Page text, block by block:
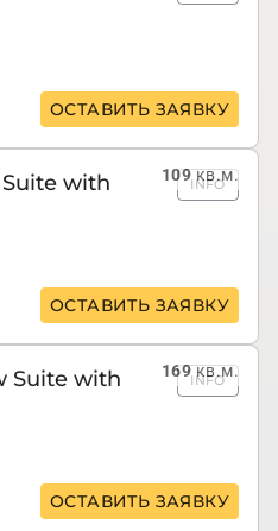
ОСТАВИТЬ ЗАЯВКУ
109кв.м.
with
INFO
ОСТАВИТЬ ЗАЯВКУ
169кв.м.
Suite with
INFO
ОСТАВИТЬ ЗАЯВКУ